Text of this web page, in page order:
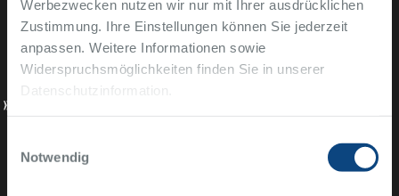
Werbezwecken nutzen wir nur mit Ihrer ausdrücklichen
Zustimmung. Ihre Einstellungen können Sie jederzeit
anpassen. Weitere Informationen sowie
Widerspruchsmöglichkeiten finden Sie in unserer
Datenschutzinformation.
Notwendig
Einsatz, Wissen